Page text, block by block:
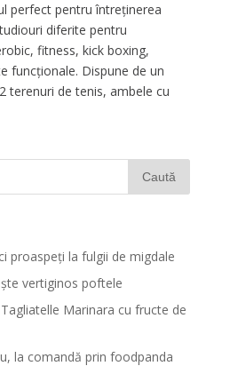
perfect pentru întreținerea
diferite pentru
fitness, kick boxing,
funcționale. Dispune de un
terenuri de tenis, ambele cu
proaspeți la fulgii de migdale
vertiginos poftele
Marinara cu fructe de
la comandă prin foodpanda